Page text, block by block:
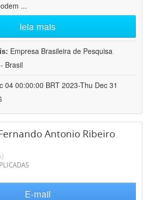
...
leia mais
Empresa Brasileira de Pesquisa
Brasil
04 00:00:00 BRT 2023-Thu Dec 31
Antonio Ribeiro
E-mail